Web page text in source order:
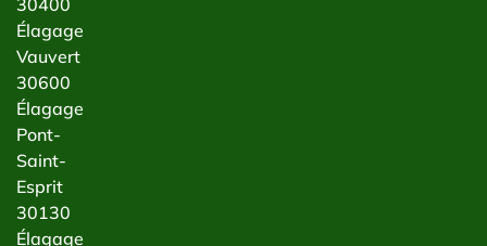
Élagage
Vauvert
30600
Élagage
Pont-
Saint-
Esprit
30130
Élagage